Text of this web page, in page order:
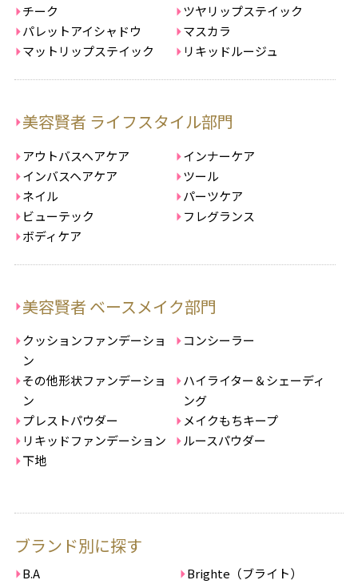
チーク
ツヤリップステイック
パレットアイシャドウ
マスカラ
マットリップステイック
リキッドルージュ
美容賢者 ライフスタイル部門
アウトバスヘアケア
インナーケア
インバスヘアケア
ツール
ネイル
パーツケア
ビューテック
フレグランス
ボディケア
美容賢者 ベースメイク部門
クッションファンデーショ
ン
コンシーラー
その他形状ファンデーショ
ン
ハイライター＆シェーディ
ング
プレストパウダー
メイクもちキープ
リキッドファンデーション
ルースパウダー
下地
ブランド別に探す
B.A
Brighte（ブライト）